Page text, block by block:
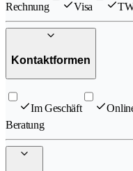
Rechnung Visa
Kontaktformen
Im Geschäft
Beratung